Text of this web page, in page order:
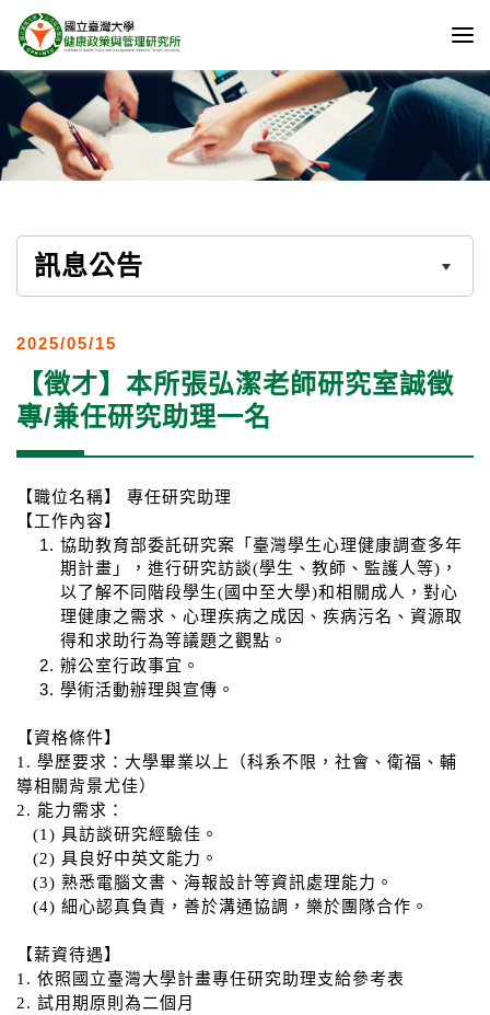
訊息公告
2025/05/15
【徵才】本所張弘潔老師研究室誠徵
專/兼任研究助理一名
【職位名稱】 專任研究助理
【工作內容】
協助教育部委託研究案「臺灣學生心理健康調查多年
期計畫」，進行研究訪談(學生、教師、監護人等)，
以了解不同階段學生(國中至大學)和相關成人，對心
理健康之需求、心理疾病之成因、疾病污名、資源取
得和求助行為等議題之觀點。
辦公室行政事宜。
學術活動辦理與宣傳。
【資格條件】
1. 學歷要求：大學畢業以上（科系不限，社會、衛福、輔
導相關背景尤佳）
2. 能力需求：
(1) 具訪談研究經驗佳。
(2) 具良好中英文能力。
(3) 熟悉電腦文書、海報設計等資訊處理能力。
(4) 細心認真負責，善於溝通協調，樂於團隊合作。
【薪資待遇】
1. 依照國立臺灣大學計畫專任研究助理支給參考表
2. 試用期原則為二個月